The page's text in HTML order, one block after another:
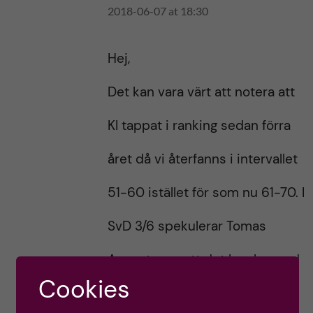
s
s
2018-06-07 at 18:30
Hej,
Det kan vara värt att notera att
KI tappat i ranking sedan förra
året då vi återfanns i intervallet
51-60 istället för som nu 61-70. I
SvD 3/6 spekulerar Tomas
Augustsson att det kan ha med
Macchiariniaffären att göra. Må
Cookies